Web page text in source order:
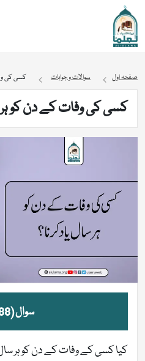
صفحہ اول سوالات و جوابات کسی کی
کسی کی وفات کے دن کو ہر
سوال (6488)
کیا کسی کے وفات کے دن کو ہر